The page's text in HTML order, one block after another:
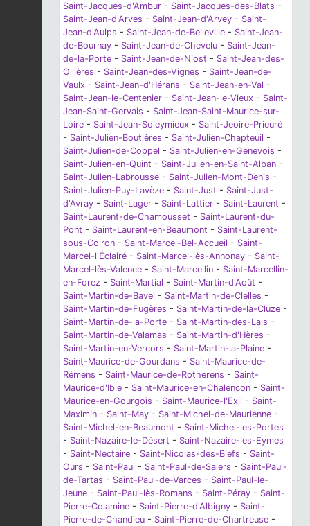
Saint-Jacques-d'Ambur - Saint-Jacques-des-Blats -
Saint-Jean-d'Arves - Saint-Jean-d'Arvey - Saint-
Jean-d'Aulps - Saint-Jean-de-Belleville - Saint-Jean-
de-Bournay - Saint-Jean-de-Chevelu - Saint-Jean-
de-la-Porte - Saint-Jean-de-Niost - Saint-Jean-des-
Ollières - Saint-Jean-des-Vignes - Saint-Jean-de-
Vaulx - Saint-Jean-d'Hérans - Saint-Jean-en-Val -
Saint-Jean-le-Centenier - Saint-Jean-le-Vieux - Saint-
Jean-Saint-Gervais - Saint-Jean-Saint-Maurice-sur-
Loire - Saint-Jean-Soleymieux - Saint-Jeoire-Prieuré
- Saint-Julien-Boutières - Saint-Julien-Chapteuil -
Saint-Julien-de-Coppel - Saint-Julien-en-Genevois -
Saint-Julien-en-Quint - Saint-Julien-en-Saint-Alban -
Saint-Julien-Labrousse - Saint-Julien-Mont-Denis -
Saint-Julien-Puy-Lavèze - Saint-Just - Saint-Just-
d'Avray - Saint-Lager - Saint-Lattier - Saint-Laurent -
Saint-Laurent-de-Chamousset - Saint-Laurent-du-
Pont - Saint-Laurent-en-Beaumont - Saint-Laurent-
sous-Coiron - Saint-Marcel-Bel-Accueil - Saint-
Marcel-l'Éclairé - Saint-Marcel-lès-Annonay - Saint-
Marcel-lès-Valence - Saint-Marcellin - Saint-Marcellin-
en-Forez - Saint-Martial - Saint-Martin-d'Août -
Saint-Martin-de-Bavel - Saint-Martin-de-Clelles -
Saint-Martin-de-Fugères - Saint-Martin-de-la-Cluze -
Saint-Martin-de-la-Porte - Saint-Martin-des-Lais -
Saint-Martin-de-Valamas - Saint-Martin-d'Hères -
Saint-Martin-en-Vercors - Saint-Martin-la-Plaine -
Saint-Maurice-de-Gourdans - Saint-Maurice-de-
Rémens - Saint-Maurice-de-Rotherens - Saint-
Maurice-d'Ibie - Saint-Maurice-en-Chalencon - Saint-
Maurice-en-Gourgois - Saint-Maurice-l'Exil - Saint-
Maximin - Saint-May - Saint-Michel-de-Maurienne -
Saint-Michel-en-Beaumont - Saint-Michel-les-Portes
- Saint-Nazaire-le-Désert - Saint-Nazaire-les-Eymes
- Saint-Nectaire - Saint-Nicolas-des-Biefs - Saint-
Ours - Saint-Paul - Saint-Paul-de-Salers - Saint-Paul-
de-Tartas - Saint-Paul-de-Varces - Saint-Paul-le-
Jeune - Saint-Paul-lès-Romans - Saint-Péray - Saint-
Pierre-Colamine - Saint-Pierre-d'Albigny - Saint-
Pierre-de-Chandieu - Saint-Pierre-de-Chartreuse -